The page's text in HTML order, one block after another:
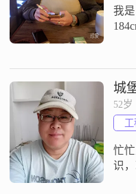
生
我
在
关
自
心
展
独处
城
52岁
工
忙
识
我